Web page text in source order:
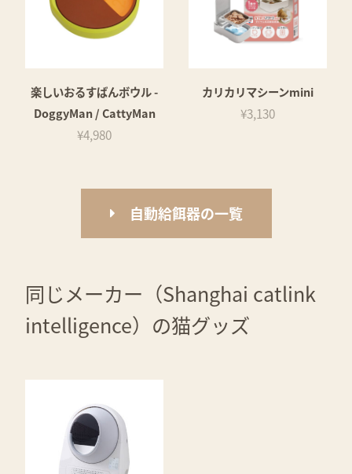
楽しいおるすばんボウル -
DoggyMan / CattyMan
¥4,980
カリカリマシーンmini
¥3,130
自動給餌器の一覧
同じメーカー（Shanghai catlink
intelligence）の猫グッズ